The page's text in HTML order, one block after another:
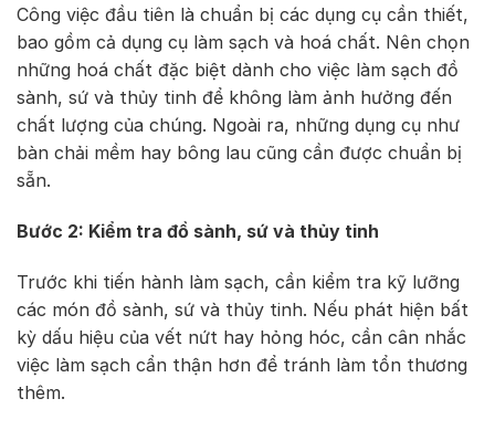
Công việc đầu tiên là chuẩn bị các dụng cụ cần thiết,
bao gồm cả dụng cụ làm sạch và hoá chất. Nên chọn
những hoá chất đặc biệt dành cho việc làm sạch đồ
sành, sứ và thủy tinh để không làm ảnh hưởng đến
chất lượng của chúng. Ngoài ra, những dụng cụ như
bàn chải mềm hay bông lau cũng cần được chuẩn bị
sẵn.
Bước 2: Kiểm tra đồ sành, sứ và thủy tinh
Trước khi tiến hành làm sạch, cần kiểm tra kỹ lưỡng
các món đồ sành, sứ và thủy tinh. Nếu phát hiện bất
kỳ dấu hiệu của vết nứt hay hỏng hóc, cần cân nhắc
việc làm sạch cẩn thận hơn để tránh làm tổn thương
thêm.